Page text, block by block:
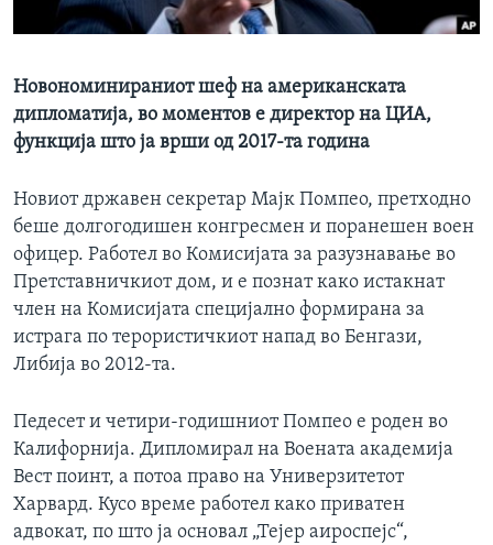
ИНТЕРВЈУА
Новономинираниот шеф на американската
дипломатија, во моментов е директор на ЦИА,
функција што ја врши од 2017-та година
Новиот државен секретар Мајк Помпео, претходно
беше долгогодишен конгресмен и поранешен воен
офицер. Работел во Комисијата за разузнавање во
Претставничкиот дом, и е познат како истакнат
член на Комисијата специјално формирана за
истрага по терористичкиот напад во Бенгази,
Либија во 2012-та.
Педесет и четири-годишниот Помпео е роден во
Калифорнија. Дипломирал на Воената академија
Вест поинт, а потоа право на Универзитетот
Харвард. Кусо време работел како приватен
адвокат, по што ја основал „Тејер аироспејс“,